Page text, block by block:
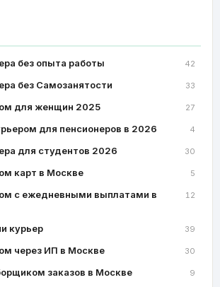
без опыта работы 42
без Самозанятости 33
для женщин 2025 27
для пенсионеров в 2026 4
для студентов 2026 30
карт в Москве 5
с ежедневными выплатами в
12
курьер 39
через ИП в Москве 30
заказов в Москве 9